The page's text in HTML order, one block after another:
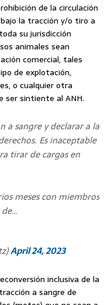
de la circulación
la tracción y/o tiro a
su jurisdicción
animales sean
comercial, tales
de explotación,
o cualquier otra
ser sintiente al ANH.
a sangre y declarar a la
Es inaceptable
tirar de cargas en
meses con miembros
April 24, 2023
inclusiva de la
a sangre de